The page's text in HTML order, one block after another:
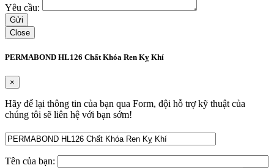
Yêu cầu:
Close
PERMABOND HL126 Chất Khóa Ren Kỵ Khí
×
Hãy để lại thông tin của bạn qua Form, đội hỗ trợ kỹ thuật của
chúng tôi sẽ liên hệ với bạn sớm!
Tên của bạn: